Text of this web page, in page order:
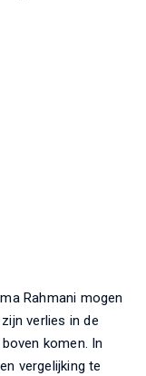
Rahmani mogen
verlies in de
komen. In
vergelijking te